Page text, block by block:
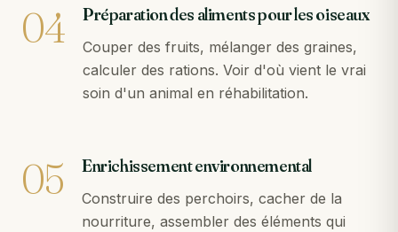
04 Préparation des aliments pour les oiseaux
Couper des fruits, mélanger des graines,
calculer des rations. Voir d'où vient le vrai
soin d'un animal en réhabilitation.
05 Enrichissement environnemental
Construire des perchoirs, cacher de la
nourriture, assembler des éléments qui